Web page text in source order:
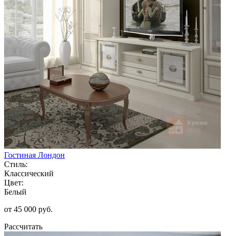
Гостиная Лондон
Стиль:
Классический
Цвет:
Белый
от 45 000 руб.
Рассчитать